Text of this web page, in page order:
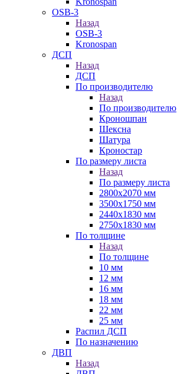
OSB-3
Назад
OSB-3
Kronospan
ДСП
Назад
ДСП
По производителю
Назад
По производителю
Кроношпан
Шексна
Шатура
Кроностар
По размеру листа
Назад
По размеру листа
2800х2070 мм
3500х1750 мм
2440х1830 мм
2750х1830 мм
По толщине
Назад
По толщине
10 мм
12 мм
16 мм
18 мм
22 мм
25 мм
Распил ДСП
По назначению
ДВП
Назад